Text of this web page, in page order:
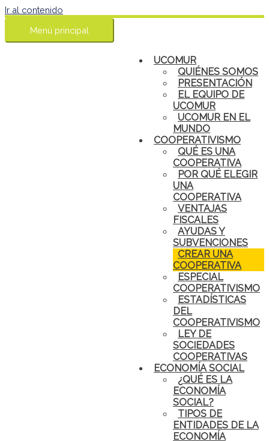
Ir al contenido
Menú principal
UCOMUR
QUIÉNES SOMOS
PRESENTACIÓN
EL EQUIPO DE
UCOMUR
UCOMUR EN EL
MUNDO
COOPERATIVISMO
QUÉ ES UNA
COOPERATIVA
POR QUÉ ELEGIR
UNA
COOPERATIVA
VENTAJAS
FISCALES
AYUDAS Y
SUBVENCIONES
CREAR UNA
COOPERATIVA
ESPECIAL
COOPERATIVISMO
ESTADÍSTICAS
DEL
COOPERATIVISMO
LEY DE
SOCIEDADES
COOPERATIVAS
ECONOMÍA SOCIAL
¿QUÉ ES LA
ECONOMÍA
SOCIAL?
TIPOS DE
ENTIDADES DE LA
ECONOMÍA